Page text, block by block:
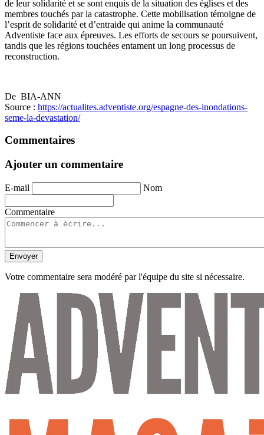
de leur solidarité et se sont enquis de la situation des églises et des
membres touchés par la catastrophe. Cette mobilisation témoigne de
l’esprit de solidarité et d’entraide qui anime la communauté
Adventiste face aux épreuves. Les efforts de secours se poursuivent,
tandis que les régions touchées entament un long processus de
reconstruction.
De BIA-ANN
Source : https://actualites.adventiste.org/espagne-des-inondations-
seme-la-devastation/
Commentaires
Ajouter un commentaire
E-mail Nom
Commentaire
Envoyer
Votre commentaire sera modéré par l'équipe du site si nécessaire.